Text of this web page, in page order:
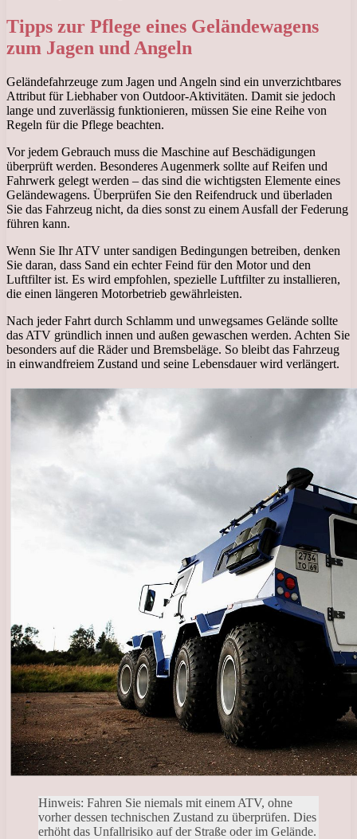
Tipps zur Pflege eines Geländewagens
zum Jagen und Angeln
Geländefahrzeuge zum Jagen und Angeln sind ein unverzichtbares
Attribut für Liebhaber von Outdoor-Aktivitäten. Damit sie jedoch
lange und zuverlässig funktionieren, müssen Sie eine Reihe von
Regeln für die Pflege beachten.
Vor jedem Gebrauch muss die Maschine auf Beschädigungen
überprüft werden. Besonderes Augenmerk sollte auf Reifen und
Fahrwerk gelegt werden – das sind die wichtigsten Elemente eines
Geländewagens. Überprüfen Sie den Reifendruck und überladen
Sie das Fahrzeug nicht, da dies sonst zu einem Ausfall der Federung
führen kann.
Wenn Sie Ihr ATV unter sandigen Bedingungen betreiben, denken
Sie daran, dass Sand ein echter Feind für den Motor und den
Luftfilter ist. Es wird empfohlen, spezielle Luftfilter zu installieren,
die einen längeren Motorbetrieb gewährleisten.
Nach jeder Fahrt durch Schlamm und unwegsames Gelände sollte
das ATV gründlich innen und außen gewaschen werden. Achten Sie
besonders auf die Räder und Bremsbeläge. So bleibt das Fahrzeug
in einwandfreiem Zustand und seine Lebensdauer wird verlängert.
Hinweis: Fahren Sie niemals mit einem ATV, ohne
vorher dessen technischen Zustand zu überprüfen. Dies
erhöht das Unfallrisiko auf der Straße oder im Gelände.